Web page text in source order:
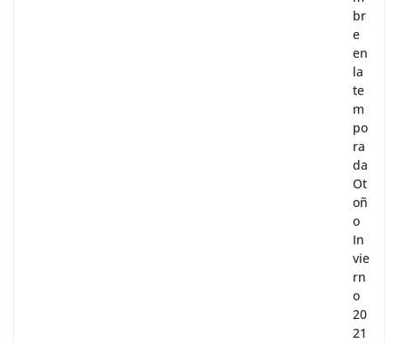
br
e
en
la
te
m
po
ra
da
Ot
oñ
o
In
vie
rn
o
20
21